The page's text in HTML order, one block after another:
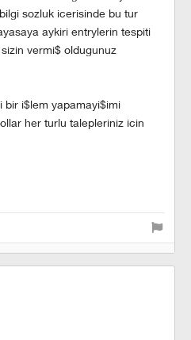
sozluk icerisinde bu tur
aykiri entrylerin tespiti
vermi$ oldugunuz
bir i$lem yapamayi$imi
her turlu talepleriniz icin